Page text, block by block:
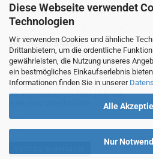
Diese Webseite verwendet
Technologien
Wir verwenden Cookies und ähnliche
Drittanbietern, um die ordentliche
gewährleisten, die Nutzung unseres
ein bestmögliches Einkaufserlebnis
Informationen finden Sie in unserer
Alle
Nur
MOTORRAD-ANKAUF
Sie möchte Ihr altes Motorrad oder Ihre
auch gebrauchte Motorräder und
Sie uns doch unverbindlich das was Sie
bemühen uns dann eine sowohl für Sie als
mit angemessenem Preis zu finden.